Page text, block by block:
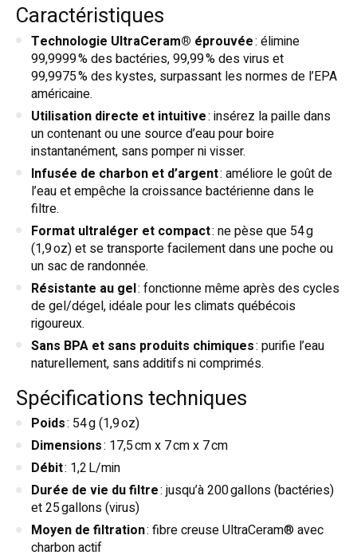
Caractéristiques
Technologie UltraCeram® éprouvée: élimine
99,9999 % des bactéries, 99,99 % des virus et
99,9975 % des kystes, surpassant les normes de l’EPA
américaine.
Utilisation directe et intuitive: insérez la paille dans
un contenant ou une source d’eau pour boire
instantanément, sans pomper ni visser.
Infusée de charbon et d’argent: améliore le goût de
l’eau et empêche la croissance bactérienne dans le
filtre.
Format ultraléger et compact: ne pèse que 54 g
(1,9 oz) et se transporte facilement dans une poche ou
un sac de randonnée.
Résistante au gel: fonctionne même après des cycles
de gel/dégel, idéale pour les climats québécois
rigoureux.
Sans BPA et sans produits chimiques: purifie l’eau
naturellement, sans additifs ni comprimés.
Spécifications techniques
Poids: 54 g (1,9 oz)
Dimensions: 17,5 cm x 7 cm x 7 cm
Débit: 1,2 L/min
Durée de vie du filtre: jusqu’à 200 gallons (bactéries)
et 25 gallons (virus)
Moyen de filtration: fibre creuse UltraCeram® avec
charbon actif